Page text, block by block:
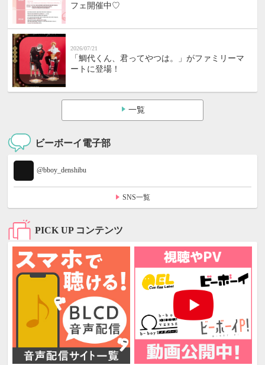
フェ開催中♡
2026/07/21
「鯛代くん、君ってやつは。」がファミリーマ
ートに登場！
一覧
ビーボーイ電子部
@bboy_denshibu
SNS一覧
PICK UP コンテンツ